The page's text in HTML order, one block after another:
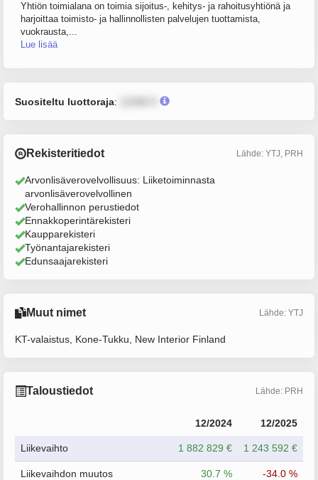
Yhtiön toimialana on toimia sijoitus-, kehitys- ja rahoitusyhtiönä ja
harjoittaa toimisto- ja hallinnollisten palvelujen tuottamista,
vuokrausta,...
Lue lisää
Suositeltu luottoraja:
Rekisteritiedot Lähde: YTJ, PRH
Arvonlisäverovelvollisuus: Liiketoiminnasta
arvonlisäverovelvollinen
Verohallinnon perustiedot
Ennakkoperintärekisteri
Kaupparekisteri
Työnantajarekisteri
Edunsaajarekisteri
Muut nimet Lähde: YTJ
KT-valaistus, Kone-Tukku, New Interior Finland
Taloustiedot Lähde: PRH
12/2024 12/2025
Liikevaihto 1 882 829 € 1 243 592 €
Liikevaihdon muutos 30.7 % -34.0 %